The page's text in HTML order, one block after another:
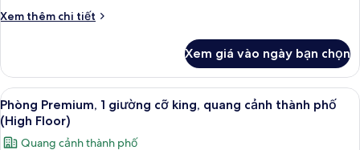
giường
quyền
sử
dụng
Club
Xem thêm chi tiết
Chi
Phòng
phong
cách
cổ
điển,
Xem giá vào ngày bạn chọn
Xem
tất
cả
Phòng Premium, 1 giường cỡ king,
19
Phòng Premium, 1 giường cỡ king, quang cảnh thành phố
(High Floor)
Quang cảnh thành phố